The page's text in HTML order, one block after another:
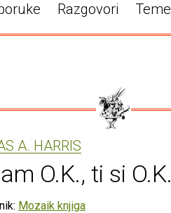
Razgovori Teme
A. HARRIS
O.K., ti si O.K.
Mozaik knjiga